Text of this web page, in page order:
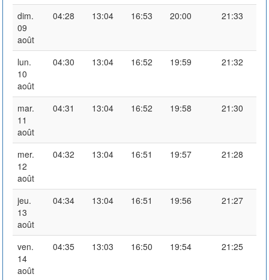
dim.
09
août
04:28 13:04 16:53 20:00 21:33
lun.
10
août
04:30 13:04 16:52 19:59 21:32
mar.
11
août
04:31 13:04 16:52 19:58 21:30
mer.
12
août
04:32 13:04 16:51 19:57 21:28
jeu.
13
août
04:34 13:04 16:51 19:56 21:27
ven.
14
août
04:35 13:03 16:50 19:54 21:25